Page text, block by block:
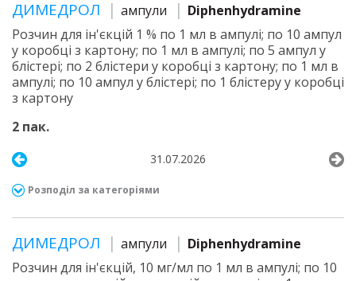
ДИМЕДРОЛ ампули
Diphenhydramine
Розчин для ін'єкцій 1 % по 1 мл в ампулі; по 10 ампул
у коробці з картону; по 1 мл в ампулі; по 5 ампул у
блістері; по 2 блістери у коробці з картону; по 1 мл в
ампулі; по 10 ампул у блістері; по 1 блістеру у коробці
з картону
2 пак.
31.07.2026
Розподіл за категоріями
ДИМЕДРОЛ ампули
Diphenhydramine
Розчин для ін'єкцій, 10 мг/мл по 1 мл в ампулі; по 10